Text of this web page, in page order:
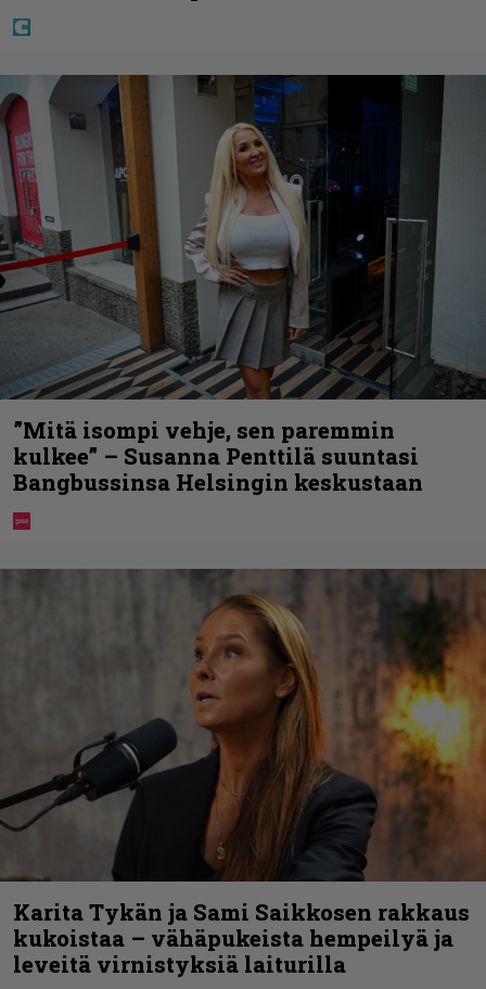
”Mitä isompi vehje, sen paremmin
kulkee” – Susanna Penttilä suuntasi
Bangbussinsa Helsingin keskustaan
Karita Tykän ja Sami Saikkosen rakkaus
kukoistaa – vähäpukeista hempeilyä ja
leveitä virnistyksiä laiturilla